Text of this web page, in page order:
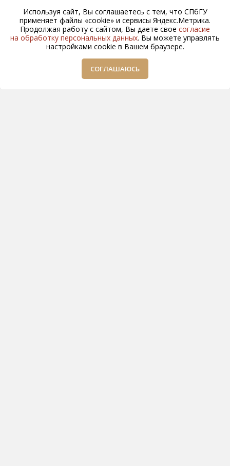
Используя сайт, Вы соглашаетесь с тем, что СПбГУ
применяет файлы «cookie» и сервисы Яндекс.Метрика.
Продолжая работу с сайтом, Вы даете свое согласие
на обработку персональных данных. Вы можете управлять
настройками cookie в Вашем браузере.
СОГЛАШАЮСЬ